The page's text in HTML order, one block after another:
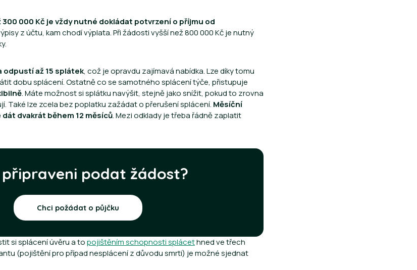
300 000 Kč je vždy nutné dokládat potvrzení o příjmu od
z účtu, kam chodí výplata. Při žádosti vyšší než 800 000 Kč je nutný
odpustí až 15 splátek, což je opravdu zajímavá nabídka. Lze díky tomu
dobu splácení. Ostatně co se samotného splácení týče, přistupuje
. Máte možnost si splátku navýšit, stejně jako snížit, pokud to zrovna
Také lze zcela bez poplatku zažádat o přerušení splácení. Měsíční
dvakrát během 12 měsíců. Mezi odklady je třeba řádně zaplatit
podat žádost?
Chci požádat o půjčku
si splácení úvěru a topojištěním schopnosti splácethned ve třech
(pojištění pro případ nesplácení z důvodu smrti) je možné sjednat